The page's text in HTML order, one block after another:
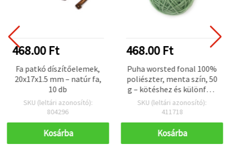
468.00 Ft
Fa patkó díszítőelemek,
20x17x1.5 mm – natúr fa,
10 db
SKU (leltári azonosító):
804296
Kosárba
468.00 Ft
Puha worsted fonal 100%
poliészter, menta szín, 50
g – kötéshez és különféle
kézműves projektekhez
SKU (leltári azonosító):
411718
Kosárba